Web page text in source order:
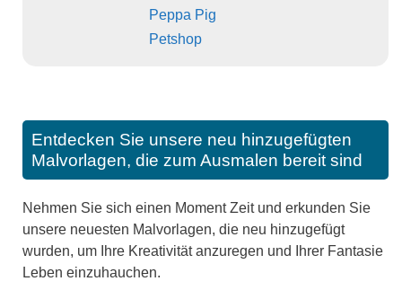
Peppa Pig
Petshop
Entdecken Sie unsere neu hinzugefügten
Malvorlagen, die zum Ausmalen bereit sind
Nehmen Sie sich einen Moment Zeit und erkunden Sie
unsere neuesten Malvorlagen, die neu hinzugefügt
wurden, um Ihre Kreativität anzuregen und Ihrer Fantasie
Leben einzuhauchen.